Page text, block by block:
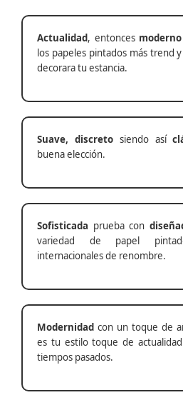
Actualidad, entonces moderno
los papeles pintados más trend
decorara tu estancia.
Suave, discretosiendo así
buena elección.
Sofisticada prueba con
variedad de papel
internacionales de renombre.
Modernidad con un toque de
es tu estilo toque de
tiempos pasados.